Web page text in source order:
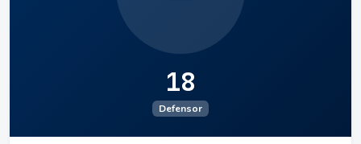
18
Defensor